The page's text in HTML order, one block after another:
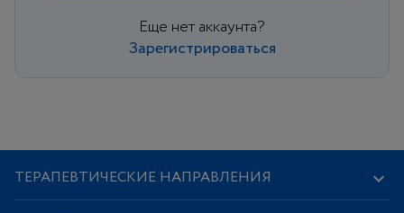
Еще нет аккаунта?
Зарегистрироваться
ТЕРАПЕВТИЧЕСКИЕ НАПРАВЛЕНИЯ